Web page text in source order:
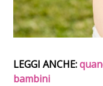
LEGGI ANCHE:
bambini